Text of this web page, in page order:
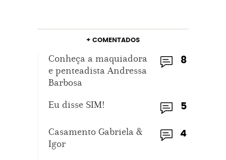
+ COMENTADOS
8
Conheça a maquiadora
e penteadista Andressa
Barbosa
5
Eu disse SIM!
4
Casamento Gabriela &
Igor